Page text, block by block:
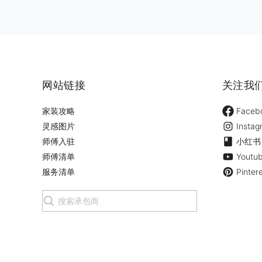
网站链接
家装攻略
灵感图片
师傅入驻
师傅清单
服务清单
关注我
小红书